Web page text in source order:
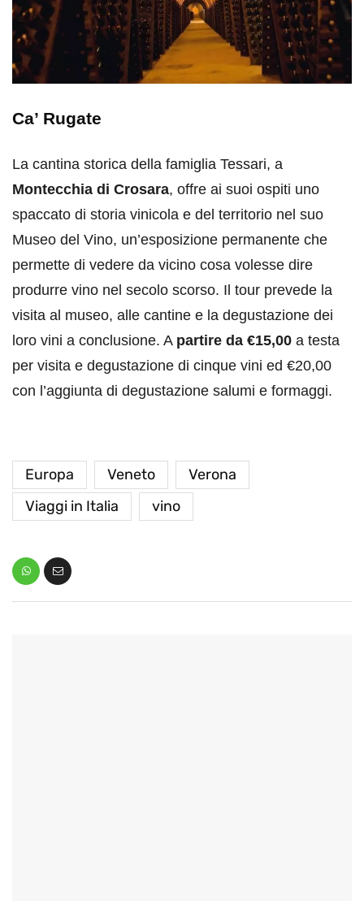
Ca’ Rugate
La cantina storica della famiglia Tessari, a
Montecchia di Crosara, offre ai suoi ospiti uno
spaccato di storia vinicola e del territorio nel suo
Museo del Vino, un’esposizione permanente che
permette di vedere da vicino cosa volesse dire
produrre vino nel secolo scorso. Il tour prevede la
visita al museo, alle cantine e la degustazione dei
loro vini a conclusione. A partire da €15,00 a testa
per visita e degustazione di cinque vini ed €20,00
con l’aggiunta di degustazione salumi e formaggi.
Europa Veneto
Verona
Viaggi in Italia
vino